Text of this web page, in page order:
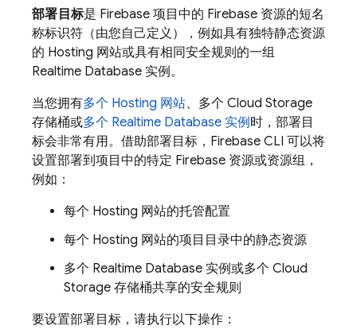
部署目标是 Firebase 项目中的 Firebase 资源的短名
称标识符（由您自己定义），例如具有独特静态资源
的 Hosting 网站或具有相同安全规则的一组
Realtime Database 实例。
当您拥有多个 Hosting 网站、多个 Cloud Storage
存储桶或多个 Realtime Database 实例时，部署目
标会非常有用。借助部署目标， Firebase CLI 可以将
设置部署到项目中的特定 Firebase 资源或资源组，
例如：
每个 Hosting 网站的托管配置
每个 Hosting 网站的项目目录中的静态资源
多个 Realtime Database 实例或多个 Cloud
Storage 存储桶共享的安全规则
要设置部署目标，请执行以下操作：